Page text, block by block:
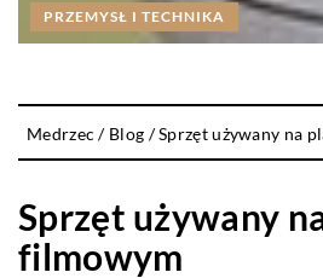
PRZEMYSŁ I TECHNIKA
Medrzec / Blog /Sprzęt używany na
Sprzęt używany
filmowym